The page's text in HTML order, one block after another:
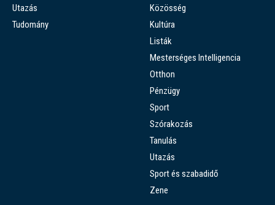
Utazás
Tudomány
Közösség
Kultúra
Listák
Mesterséges Intelligencia
Otthon
Pénzügy
Sport
Szórakozás
Tanulás
Utazás
Sport és szabadidő
Zene